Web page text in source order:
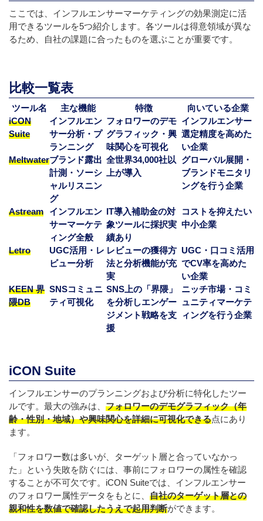
ここでは、インフルエンサーマーケティングの効果測定に活
用できるツールを5つ紹介します。各ツールは得意領域が異な
るため、自社の課題に合ったものを選ぶことが重要です。
比較一覧表
ツール名 主な機能 特徴
向いている企業
iCON
Suite
インフルエン
サー分析・プ
ランニング
フォロワーのデモ
グラフィック・興
味関心を可視化
インフルエンサー
選定精度を高めた
い企業
Meltwaterブランド露出
計測・ソーシ
ャルリスニン
グ
全世界34,000社以
上が導入
グローバル展開・
ブランドモニタリ
ングを行う企業
Astream
インフルエン
サーマーケテ
ィング全般
IT導入補助金の対
象ツールに採択実
績あり
コストを抑えたい
中小企業
Letro
UGC活用・レ
ビュー分析
レビューの獲得方
法と分析機能が充
実
UGC・口コミ活用
でCV率を高めた
い企業
KEEN 界
隈DB
SNSコミュニ
ティ可視化
SNS上の「界隈」
を分析しエンゲー
ジメント戦略を支
援
ニッチ市場・コミ
ュニティマーケテ
ィングを行う企業
iCON Suite
インフルエンサーのプランニングおよび分析に特化したツー
ルです。最大の強みは、 フォロワーのデモグラフィック（年
齢・性別・地域）や興味関心を詳細に可視化できる点にあり
ます。
「フォロワー数は多いが、ターゲット層と合っていなかっ
た」という失敗を防ぐには、事前にフォロワーの属性を確認
することが不可欠です。iCON Suiteでは、インフルエンサー
のフォロワー属性データをもとに、 自社のターゲット層との
親和性を数値で確認したうえで起用判断ができます。